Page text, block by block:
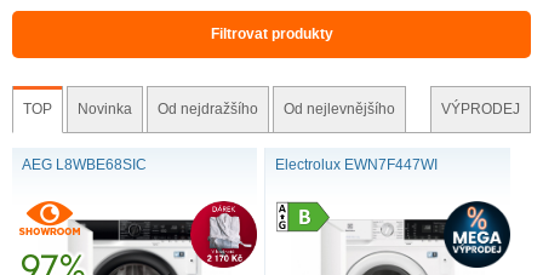
Filtrovat produkty
TOP Novinka Od nejdražšího Od nejlevnějšího VÝPRODEJ
AEG L8WBE68SIC Electrolux EWN7F447WI